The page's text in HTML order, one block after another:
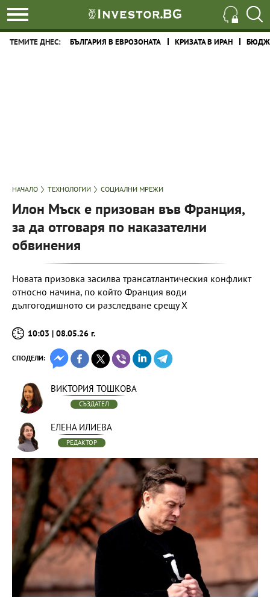
ТЕМИТЕ ДНЕС: БЪЛГАРИЯ В ЕВРОЗОНАТА КРИЗАТА В ИРАН
НАЧАЛО ТЕХНОЛОГИИ СОЦИАЛНИ МРЕЖИ
Илон Мъск е призован във Франция,
за да отговаря по наказателни
обвинения
Новата призовка засилва трансатлантическия конфликт
относно начина, по който Франция води
дългогодишното си разследване срещу X
10:03 | 08.05.26 г.
СПОДЕЛИ:
ВИКТОРИЯ ТОШКОВА
СЪЗДАТЕЛ
ЕЛЕНА ИЛИЕВА
РЕДАКТОР